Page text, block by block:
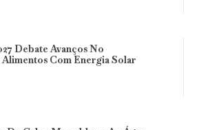
Debate Avanços No
Com Energia Solar